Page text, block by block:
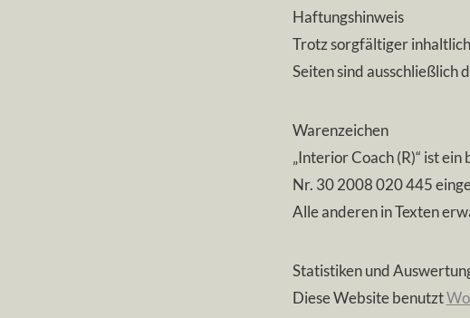
Haftungshinweis
Trotz sorgfältiger
Seiten sind ausschließlich
Warenzeichen
„Interior Coach (R)“ ist
Nr. 30 2008 020 445
Alle anderen in Texten
Statistiken und
Diese Website benutzt